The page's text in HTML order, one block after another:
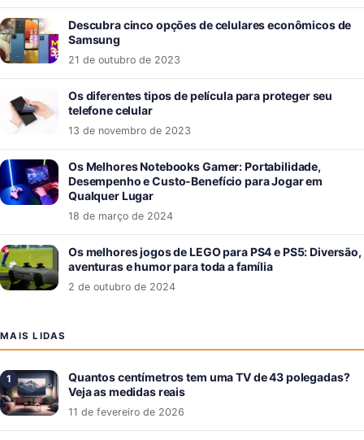
Descubra cinco opções de celulares econômicos de
Samsung
21 de outubro de 2023
Os diferentes tipos de película para proteger seu
telefone celular
13 de novembro de 2023
Os Melhores Notebooks Gamer: Portabilidade,
Desempenho e Custo-Benefício para Jogar em
Qualquer Lugar
18 de março de 2024
Os melhores jogos de LEGO para PS4 e PS5: Diversão,
aventuras e humor para toda a família
2 de outubro de 2024
MAIS LIDAS
Quantos centímetros tem uma TV de 43 polegadas?
Veja as medidas reais
11 de fevereiro de 2026